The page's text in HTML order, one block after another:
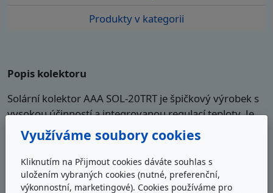
Produkty v kategorii
Popis kolektoru
Solární kolektor AAA SOL-20TRT je špičkový výrobek s
vysokou účinností a integrovanou regulací teploty. Je
vhodný pro celoroční provoz a je určen k ohřevu teplé
užitkové vody, ohřevu bazénů i k přitápění. Lze jej
namontovat v úhlu od 5° do 90°.Poskytuje vynikající
výkon i v zamračených dnech a to proto, že trubice je
schopna absorbovat energii z infračervených paprsků,
Využíváme soubory cookies
Kliknutím na Přijmout cookies dáváte souhlas s
uložením vybraných cookies (nutné, preferenční,
výkonnostní, marketingové). Cookies používáme pro